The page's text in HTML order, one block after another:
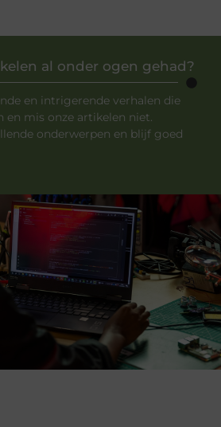
al onder ogen gehad?
en intrigerende verhalen die
en mis onze artikelen niet.
onderwerpen en blijf goed